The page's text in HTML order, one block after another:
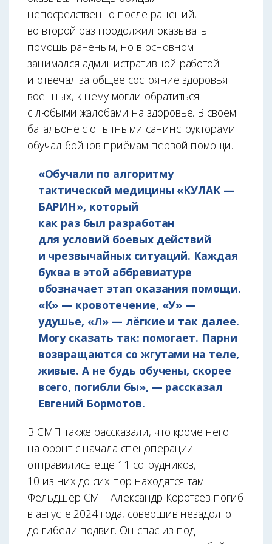
непосредственно после ранений,
во второй раз продолжил оказывать
помощь раненым, но в основном
занимался административной работой
и отвечал за общее состояние здоровья
военных, к нему могли обратиться
с любыми жалобами на здоровье. В своём
батальоне с опытными санинструкторами
обучал бойцов приёмам первой помощи.
«Обучали по алгоритму
тактической медицины «КУЛАК —
БАРИН», который
как раз был разработан
для условий боевых действий
и чрезвычайных ситуаций. Каждая
буква в этой аббревиатуре
обозначает этап оказания помощи.
«К» — кровотечение, «У» —
удушье, «Л» — лёгкие и так далее.
Могу сказать так: помогает. Парни
возвращаются со жгутами на теле,
живые. А не будь обучены, скорее
всего, погибли бы», — рассказал
Евгений Бормотов.
В СМП также рассказали, что кроме него
на фронт с начала спецоперации
отправились ещё 11 сотрудников,
10 из них до сих пор находятся там.
Фельдшер СМП Александр Коротаев погиб
в августе 2024 года, совершив незадолго
до гибели подвиг. Он спас из-под